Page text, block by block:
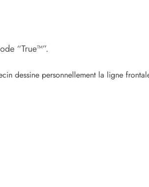
“True™”.
dessine personnellement la ligne